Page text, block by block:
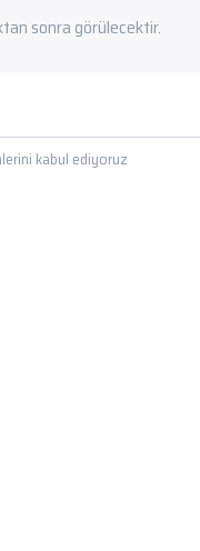
sonra görülecektir.
kabul ediyoruz